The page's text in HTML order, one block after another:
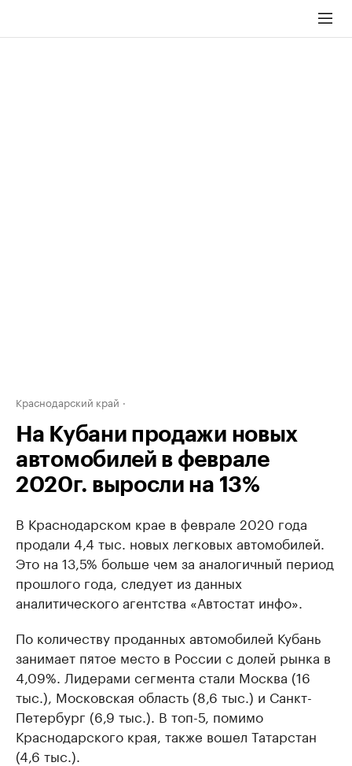
Краснодарский край
На Кубани продажи новых
автомобилей в феврале
2020г. выросли на 13%
В Краснодарском крае в феврале 2020 года
продали 4,4 тыс. новых легковых автомобилей.
Это на 13,5% больше чем за аналогичный период
прошлого года, следует из данных
аналитического агентства «Автостат инфо».
По количеству проданных автомобилей Кубань
занимает пятое место в России с долей рынка в
4,09%. Лидерами сегмента стали Москва (16
тыс.), Московская область (8,6 тыс.) и Санкт-
Петербург (6,9 тыс.). В топ-5, помимо
Краснодарского края, также вошел Татарстан
(4,6 тыс.).